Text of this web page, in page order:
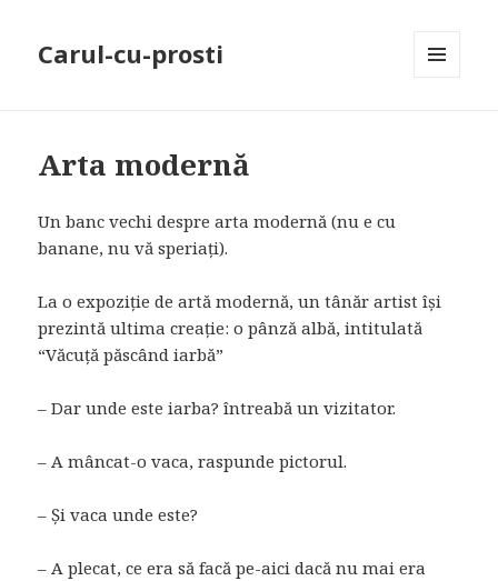
Carul-cu-prosti
Arta modernă
Un banc vechi despre arta modernă (nu e cu
banane, nu vă speriați).
La o expoziție de artă modernă, un tânăr artist își
prezintă ultima creație: o pânză albă, intitulată
“Văcuță păscând iarbă”
– Dar unde este iarba? întreabă un vizitator.
– A mâncat-o vaca, raspunde pictorul.
– Și vaca unde este?
– A plecat, ce era să facă pe-aici dacă nu mai era